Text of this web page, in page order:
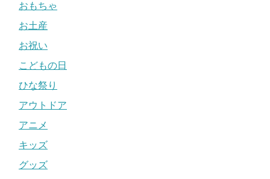
おもちゃ
お土産
お祝い
こどもの日
ひな祭り
アウトドア
アニメ
キッズ
グッズ